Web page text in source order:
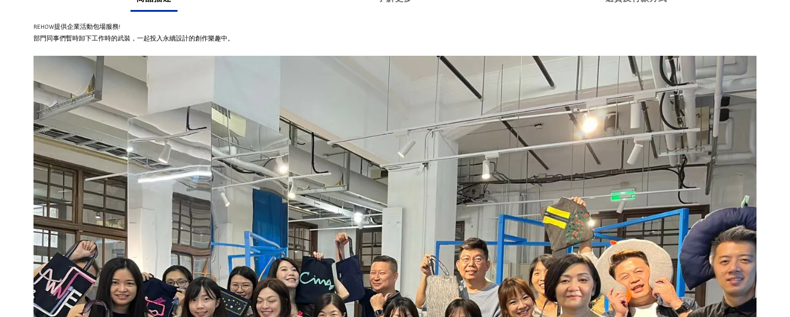
REHOW提供企業活動包場服務!
部門同事們暫時卸下工作時的武裝，一起投入永續設計的創作樂趣中。